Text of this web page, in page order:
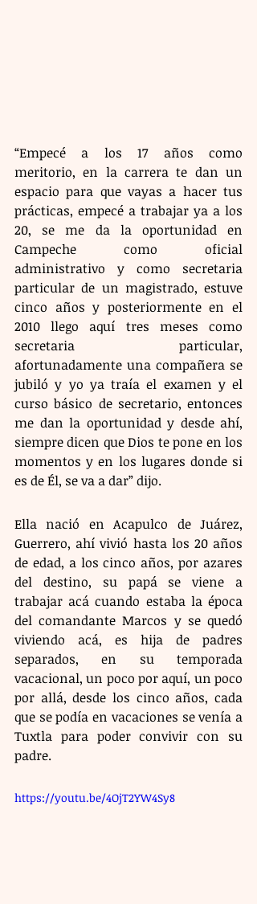
“Empecé a los 17 años como
meritorio, en la carrera te dan un
espacio para que vayas a hacer tus
prácticas, empecé a trabajar ya a los
20, se me da la oportunidad en
Campeche como oficial
administrativo y como secretaria
particular de un magistrado, estuve
cinco años y posteriormente en el
2010 llego aquí tres meses como
secretaria particular,
afortunadamente una compañera se
jubiló y yo ya traía el examen y el
curso básico de secretario, entonces
me dan la oportunidad y desde ahí,
siempre dicen que Dios te pone en los
momentos y en los lugares donde si
es de Él, se va a dar” dijo.
Ella nació en Acapulco de Juárez,
Guerrero, ahí vivió hasta los 20 años
de edad, a los cinco años, por azares
del destino, su papá se viene a
trabajar acá cuando estaba la época
del comandante Marcos y se quedó
viviendo acá, es hija de padres
separados, en su temporada
vacacional, un poco por aquí, un poco
por allá, desde los cinco años, cada
que se podía en vacaciones se venía a
Tuxtla para poder convivir con su
padre.
https://youtu.be/4OjT2YW4Sy8